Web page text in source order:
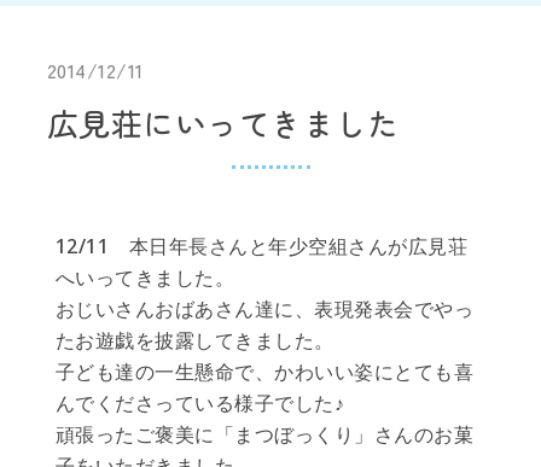
2014/12/11
広見荘にいってきました
12/11 本日年長さんと年少空組さんが広見荘
へいってきました。
おじいさんおばあさん達に、表現発表会でやっ
たお遊戯を披露してきました。
子ども達の一生懸命で、かわいい姿にとても喜
んでくださっている様子でした♪
頑張ったご褒美に「まつぼっくり」さんのお菓